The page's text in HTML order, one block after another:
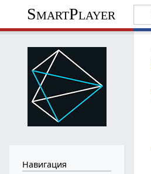
SmartPlayer
Навигация